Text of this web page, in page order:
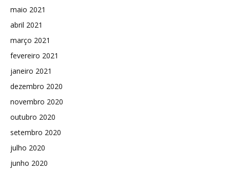
maio 2021
abril 2021
março 2021
fevereiro 2021
janeiro 2021
dezembro 2020
novembro 2020
outubro 2020
setembro 2020
julho 2020
junho 2020